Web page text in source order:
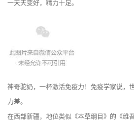
一天天变好，精力十足。
神奇驼奶，一杯激活免疫力！免疫学家说，
力差。
在西部新疆，地位类似《本草纲目》的《维